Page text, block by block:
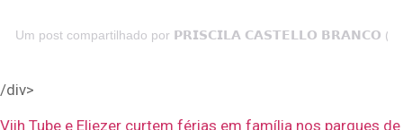
Um post compartilhado por 𝗣𝗥𝗜𝗦𝗖𝗜𝗟𝗔 𝗖𝗔𝗦𝗧𝗘𝗟𝗟𝗢 𝗕𝗥𝗔𝗡𝗖𝗢
/div>
Viih Tube e Eliezer curtem férias em família nos parques de